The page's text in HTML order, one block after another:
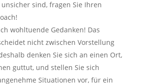
sind, fragen Sie Ihren
wohltuende Gedanken! Das
nicht zwischen Vorstellung
denken Sie sich an einen Ort,
guttut, und stellen Sie sich
Situationen vor, für ein